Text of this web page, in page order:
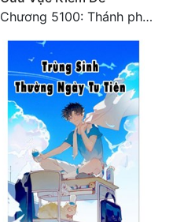
Chương 5100: Thánh phẩm Ma Tinh quáng mạch